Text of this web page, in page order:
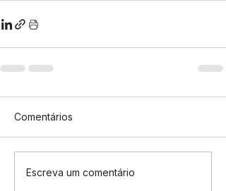
Comentários
Escreva um comentário